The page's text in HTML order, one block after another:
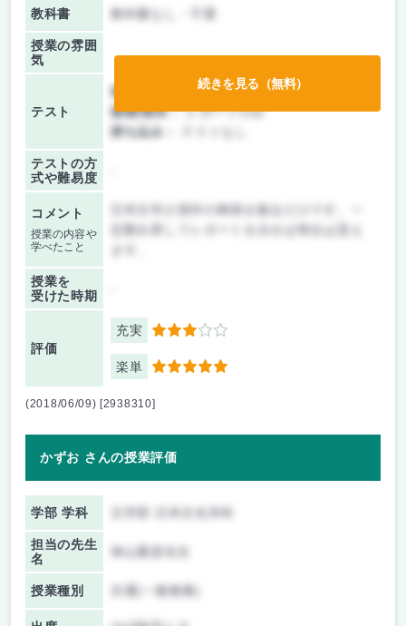
教科書 教科書なし・不要
授業の雰囲
気
テスト
前期/中間：
レポートのみ
後期/期末：レポートのみ
持ち込み：
テストの方
式や難易度
コメント
授業の内容や
学べたこと
日本文学が原作の映画を観るだけです。一
授業を
受けた時期
評価
充実 3
楽単 5
続きを見る（無料）
(2018/06/09) [2938310]
かずお さんの授業評価
学部 学科
担当の先生
名
授業種別 共通(一般教養)